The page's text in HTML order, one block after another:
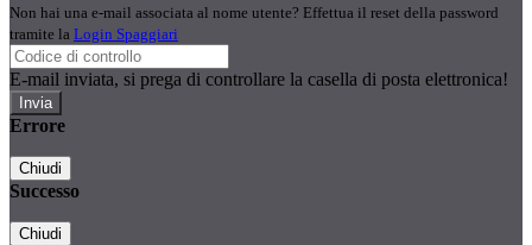
Non hai una e-mail associata al nome utente? Effettua il reset della password
tramite la Login Spaggiari
E-mail inviata, si prega di controllare la casella di posta elettronica!
Errore
Chiudi
Successo
Chiudi